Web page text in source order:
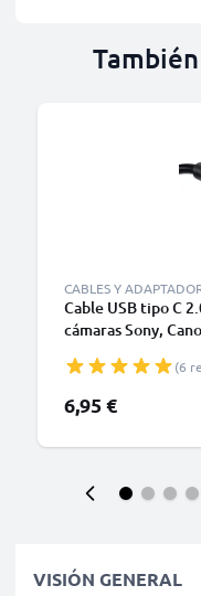
CABLES Y
Cable USB tipo C
cámaras Sony,
cargador USB tipo
(6
6,95 €
VISIÓN GENERAL